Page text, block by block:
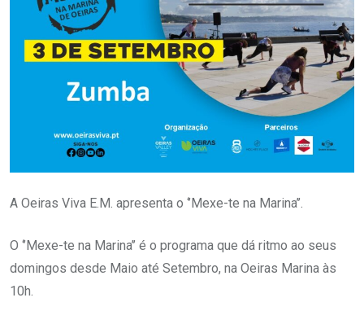
A Oeiras Viva E.M. apresenta o ‘’Mexe-te na Marina’’.
O ‘’Mexe-te na Marina’’ é o programa que dá ritmo ao seus
domingos desde Maio até Setembro, na Oeiras Marina às
10h.